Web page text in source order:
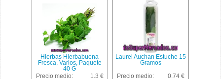
Hierbas Hierbabuena
Fresca, Varios, Paquete
40 G
Precio medio:
1.3 €
Laurel Auchan Estuche 15
Gramos
Precio medio:
0.74 €